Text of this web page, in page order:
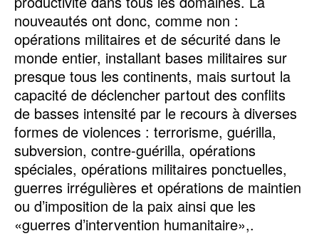
nouveautés ont donc, comme non :
opérations militaires et de sécurité dans le
monde entier, installant bases militaires sur
presque tous les continents, mais surtout la
capacité de déclencher partout des conflits
de basses intensité par le recours à diverses
formes de violences : terrorisme, guérilla,
subversion, contre-guérilla, opérations
spéciales, opérations militaires ponctuelles,
guerres irrégulières et opérations de maintien
ou d’imposition de la paix ainsi que les
«guerres d’intervention humanitaire»,.